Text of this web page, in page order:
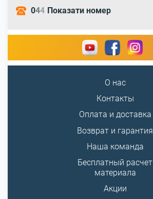
044 Показати номер
О нас
Контакты
Оплата и доставка
Возврат и гарантия
Наша команда
Бесплатный расчет
материала
Акции